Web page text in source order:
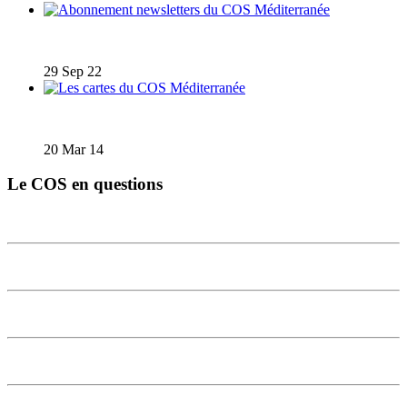
29 Sep 22
20 Mar 14
Le COS en questions